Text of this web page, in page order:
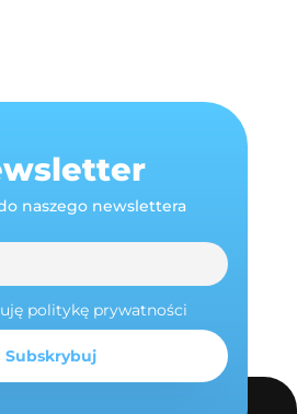
naszego newslettera
politykę prywatności